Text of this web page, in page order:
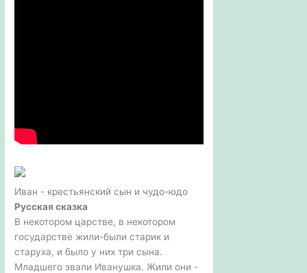
Иван - крестьянский сын и чудо-юдо
Русская сказка
В некотором царстве, в некотором
государстве жили-были старик и
старуха, и было у них три сына.
Младшего звали Иванушка. Жили они -